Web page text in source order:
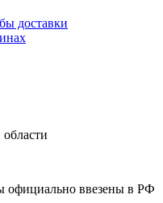
доставки
официально ввезены в РФ